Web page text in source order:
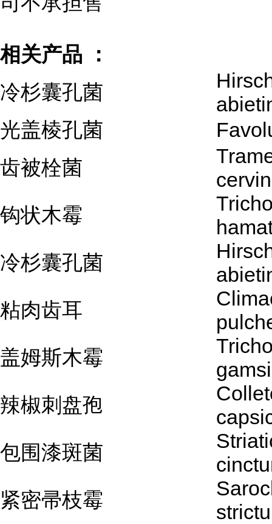
相关产品 ：
冷杉囊孔菌
光盖棱孔菌
齿被栓菌
钩状木霉
冷杉囊孔菌
粘肉齿耳
盖姆斯木霉
辣椒刺盘孢
包围漆斑菌
紧密帚枝霉